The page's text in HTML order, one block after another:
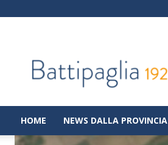
|
Notizie
dalla
città
di
HOME NEWS DALLA PROVINCIA